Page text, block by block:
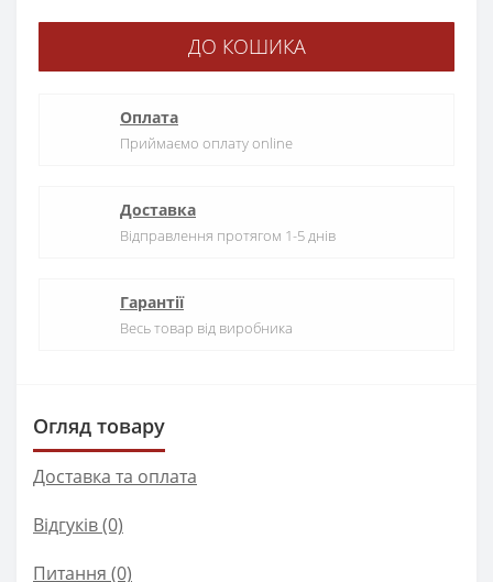
ДО КОШИКА
Оплата
Приймаємо оплату online
Доставка
Відправлення протягом 1-5 днів
Гарантії
Весь товар від виробника
Огляд товару
Доставка та оплата
Відгуків (0)
Питання (0)